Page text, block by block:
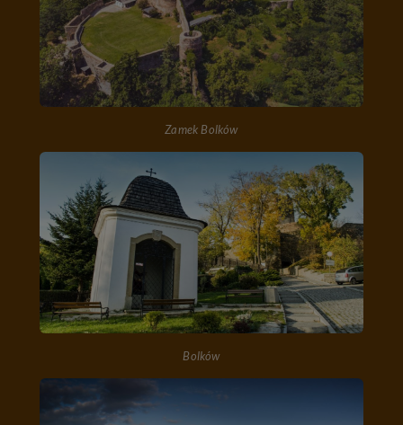
Zamek Bolków
Bolków